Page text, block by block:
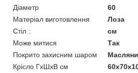
Діаметр
60
Матеріал виготовлення
Лоза
Стіл :
см
Може митися
Так
Покрито захисним шаром
Крісло ГхШхВ см